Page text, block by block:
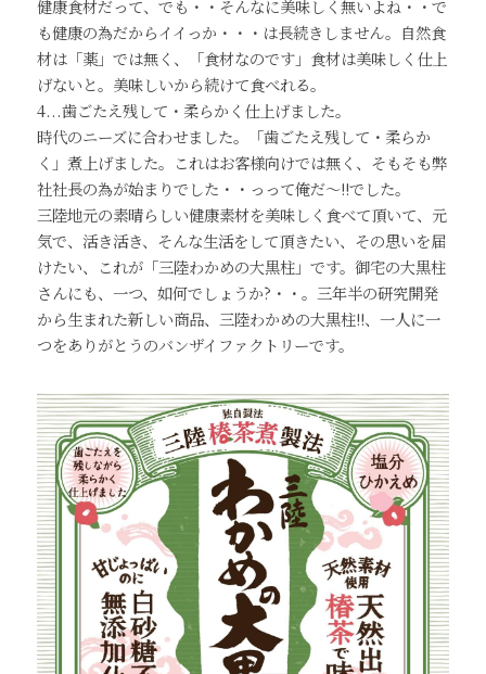
健康食材だって、でも・・そんなに美味しく無いよね・・で
も健康の為だからイイっか・・・は長続きしません。自然食
材は「薬」では無く、「食材なのです」食材は美味しく仕上
げないと。美味しいから続けて食べれる。
4...歯ごたえ残して・柔らかく仕上げました。
時代のニーズに合わせました。「歯ごたえ残して・柔らか
く」煮上げました。これはお客様向けでは無く、そもそも弊
社社長の為が始まりでした・・っって俺だ～!!でした。
三陸地元の素晴らしい健康素材を美味しく食べて頂いて、元
気で、活き活き、そんな生活をして頂きたい、その思いを届
けたい、これが「三陸わかめの大黒柱」です。御宅の大黒柱
さんにも、一つ、如何でしょうか?・・。三年半の研究開発
から生まれた新しい商品、三陸わかめの大黒柱!!、一人に一
つをありがとうのバンザイファクトリーです。